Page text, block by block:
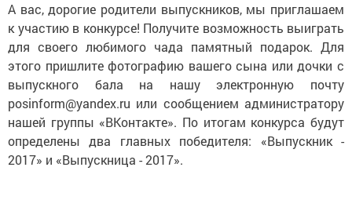
А вас, дорогие родители выпускников, мы приглашаем
к участию в конкурсе! Получите возможность выиграть
для своего любимого чада памятный подарок. Для
этого пришлите фотографию вашего сына или дочки с
выпускного бала на нашу электронную почту
posinform@yandex.ru или сообщением администратору
нашей группы «ВКонтакте». По итогам конкурса будут
определены два главных победителя: «Выпускник -
2017» и «Выпускница - 2017».